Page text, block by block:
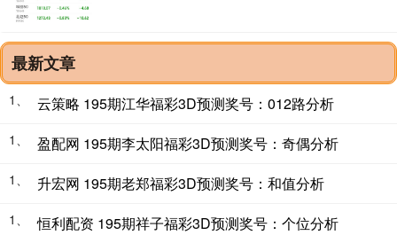
最新文章
1、 云策略 195期江华福彩3D预测奖号：012路分析
1、 盈配网 195期李太阳福彩3D预测奖号：奇偶分析
1、 升宏网 195期老郑福彩3D预测奖号：和值分析
1、 恒利配资 195期祥子福彩3D预测奖号：个位分析